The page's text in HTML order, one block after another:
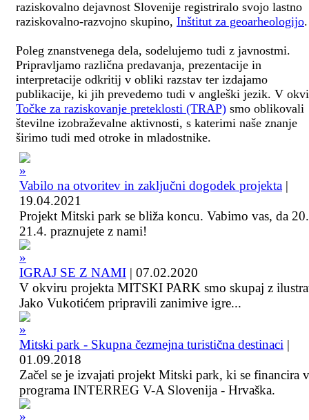
raziskovalno dejavnost Slovenije registriralo svojo lastno
raziskovalno-razvojno skupino, Inštitut za geoarheologijo.
Poleg znanstvenega dela, sodelujemo tudi z javnostmi.
Pripravljamo različna predavanja, prezentacije in
interpretacije odkritij v obliki razstav ter izdajamo
publikacije, ki jih prevedemo tudi v angleški jezik. V
Točke za raziskovanje preteklosti (TRAP) smo oblikovali
številne izobraževalne aktivnosti, s katerimi naše znanje
širimo tudi med otroke in mladostnike.
Vabilo na otvoritev in zaključni dogodek projekta |
19.04.2021
Projekt Mitski park se bliža koncu. Vabimo vas, da
21.4. praznujete z nami!
IGRAJ SE Z NAMI | 07.02.2020
V okviru projekta MITSKI PARK smo skupaj z
Jako Vukotićem pripravili zanimive igre...
Mitski park - Skupna čezmejna turistična destinaci |
01.09.2018
Začel se je izvajati projekt Mitski park, ki se financira
programa INTERREG V-A Slovenija - Hrvaška.